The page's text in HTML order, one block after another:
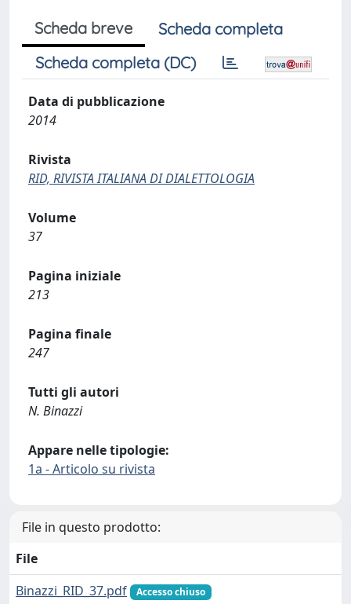
Scheda breve
Scheda completa
Scheda completa (DC)
Data di pubblicazione
2014
Rivista
RID, RIVISTA ITALIANA DI DIALETTOLOGIA
Volume
37
Pagina iniziale
213
Pagina finale
247
Tutti gli autori
N. Binazzi
Appare nelle tipologie:
1a - Articolo su rivista
File in questo prodotto:
File
Binazzi_RID_37.pdf
Accesso chiuso